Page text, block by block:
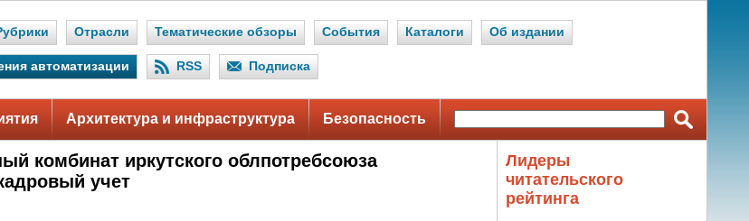
Отрасли Тематические обзоры События Каталоги Об издании
автоматизации RSS Подписка
Архитектура и инфраструктура Безопасность
комбинат иркутского облпотребсоюза
учет
Лидеры
читательского
рейтинга